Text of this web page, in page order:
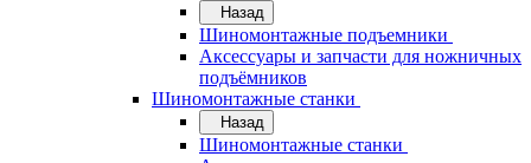
Назад
Шиномонтажные подъемники
Аксессуары и запчасти для ножничных
подъёмников
Шиномонтажные станки
Назад
Шиномонтажные станки